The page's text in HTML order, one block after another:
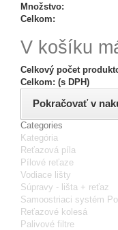
Množstvo:
Celkom:
V košíku
Celkový počet
Celkom: (s DPH)
Pokračovať v
Categories
Kategória
Reťazová píla
Pílové reťaze
Vodiace lišty
Súpravy - lišta + reťaz
Samoostriaci systém
Reťazové kolesá
Palivové filtre